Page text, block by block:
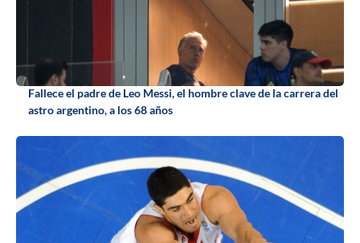
Fallece el padre de Leo Messi, el hombre clave de la carrera del
astro argentino, a los 68 años